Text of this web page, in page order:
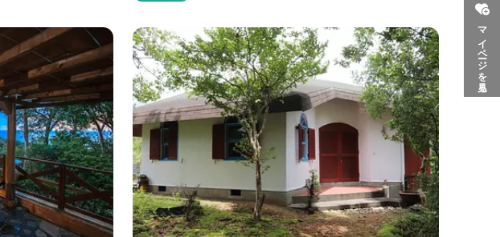
マイページを見る
アクティビティ・スカイダイビング・ヘリコプター
クルージングを体験することもできます。 是非、田
曽白浜にございます施設紹介のVTRをご参照く...